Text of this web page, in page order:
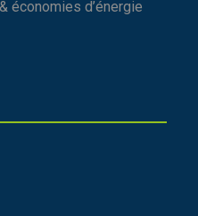
économies d’énergie